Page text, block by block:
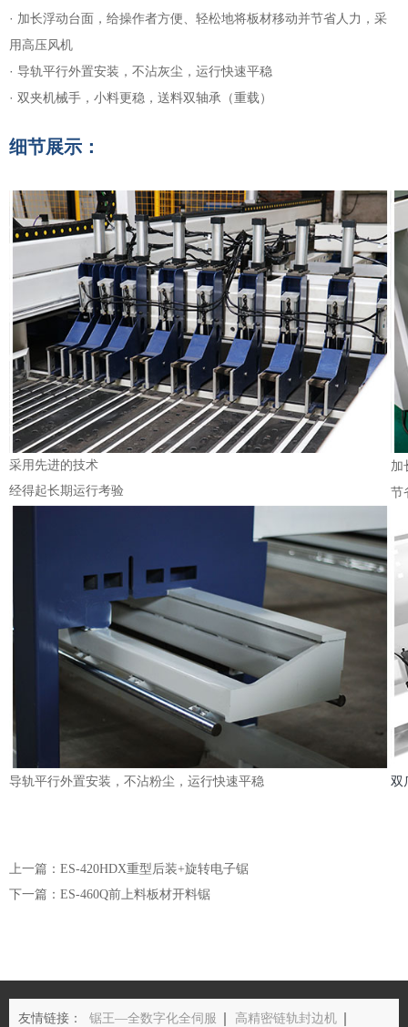
· 加长浮动台面，给操作者方便、轻松地将板材移动并节省人力，采
用高压风机
· 导轨平行外置安装，不沾灰尘，运行快速平稳
· 双夹机械手，小料更稳，送料双轴承（重载）
细节展示：
采用先进的技术
经得起长期运行考验
加
节
导轨平行外置安装，不沾粉尘， 运行快速平稳 双
上一篇：ES-420HDX重型后装+旋转电子锯
下一篇：ES-460Q前上料板材开料锯
友情链接： 锯王—全数字化全伺服
高精密链轨封边机